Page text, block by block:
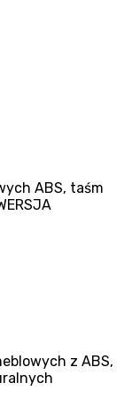
ABS, taśm
z ABS,